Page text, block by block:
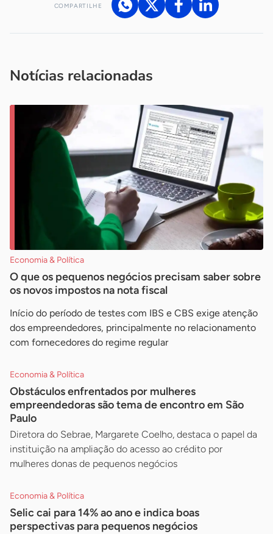
COMPARTILHE
Notícias relacionadas
Economia & Política
O que os pequenos negócios precisam saber sobre
os novos impostos na nota fiscal
Início do período de testes com IBS e CBS exige atenção
dos empreendedores, principalmente no relacionamento
com fornecedores do regime regular
Economia & Política
Obstáculos enfrentados por mulheres
empreendedoras são tema de encontro em São
Paulo
Diretora do Sebrae, Margarete Coelho, destaca o papel da
instituição na ampliação do acesso ao crédito por
mulheres donas de pequenos negócios
Economia & Política
Selic cai para 14% ao ano e indica boas
perspectivas para pequenos negócios